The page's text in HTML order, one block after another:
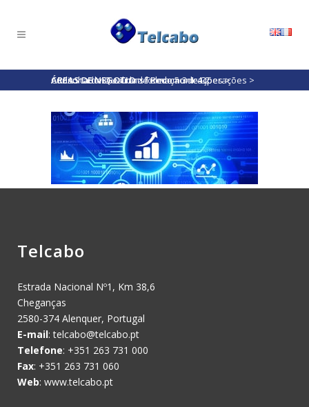
ÁREAS DE NEGOCIO>Telecomunicações>
Consultadoria e Transformação de Operações >
Auditoria de Qualidade Rede>3-1-4-2
Telcabo
Estrada Nacional Nº1, Km 38,6
Cheganças
2580-374 Alenquer, Portugal
E-mail:telcabo@telcabo.pt
Telefone: +351 263 731 000
Fax: +351 263 731 060
Web: www.telcabo.pt